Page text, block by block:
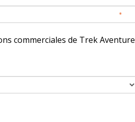
commerciales de Trek Aventure